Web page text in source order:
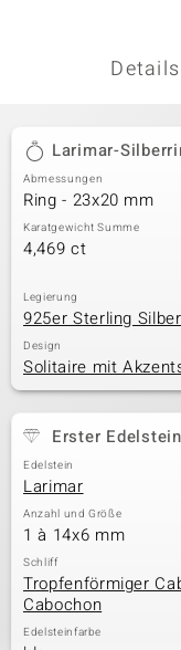
Larimar-
Abmessungen
Ring - 23x20 mm
Karatgewicht Summe
4,469 ct
Legierung
925er Sterling Silber
Design
Solitaire mit
Erster Edelstein
Edelstein
Larimar
Anzahl und Größe
1 à 14x6 mm
Schliff
Tropfenförmiger
Cabochon
Edelsteinfarbe